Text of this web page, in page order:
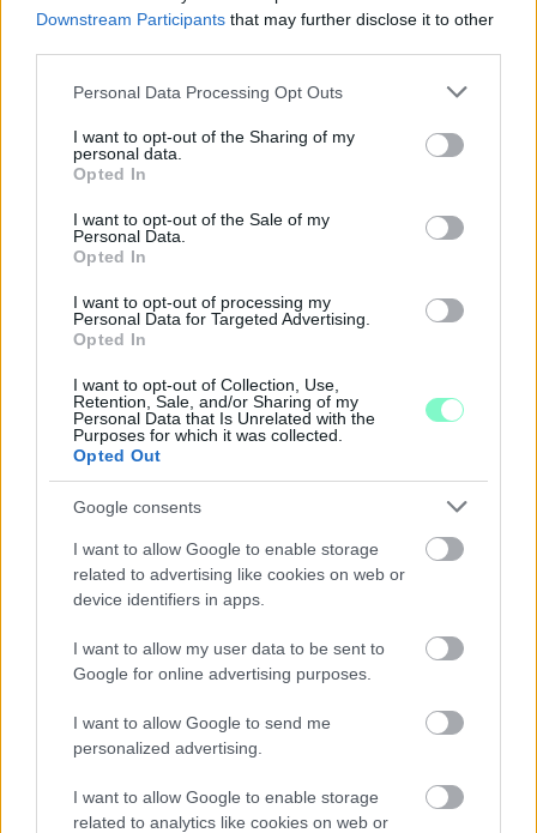
Downstream Participants that may further disclose it to other
Please note that this website/app uses one or more Google
not limited to your visit or usage behaviour. You may click to
grant or deny consent to Google and its third-party tags to
use your data for below specified purposes in below Google
consent section.
Personal Data Processing Opt Outs
I want to opt-out of the Sharing of my
personal data.
Opted In
I want to opt-out of the Sale of my
Personal Data.
Opted In
I want to opt-out of processing my
Personal Data for Targeted Advertising.
Opted In
I want to opt-out of Collection, Use,
Retention, Sale, and/or Sharing of my
Personal Data that Is Unrelated with the
Purposes for which it was collected.
Opted Out
Google consents
I want to allow Google to enable storage
related to advertising like cookies on web or
device identifiers in apps.
I want to allow my user data to be sent to
Google for online advertising purposes.
I want to allow Google to send me
personalized advertising.
I want to allow Google to enable storage
related to analytics like cookies on web or
A BAROKK ÖSSZES ÁRNYALATA ÉS MÉG EGY SOR
KIVÁLÓ PROGRAM VÁR MINDENKIT EZEN A HÉTVÉGÉN
GYŐRBEN
Középpontban a hagyományőrzés, de lesz Pogány Induló és
Majka koncert, jóga szeánsz, “borhajózás” és egy csomó minden
Szólj hozzá!
ENERGIATAKARÉKOSSÁG: KORÁBBAN KEZDŐDIK
A GYŐRI AUDI ETO KC PÉNTEKI FELKÉSZÜLÉSI
MÉRKŐZÉSE